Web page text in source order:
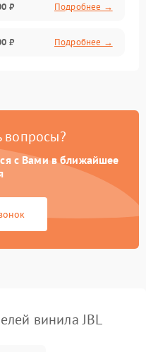
₽ Подробнее →
₽ Подробнее →
вопросы?
с Вами в ближайшее
винила JBL